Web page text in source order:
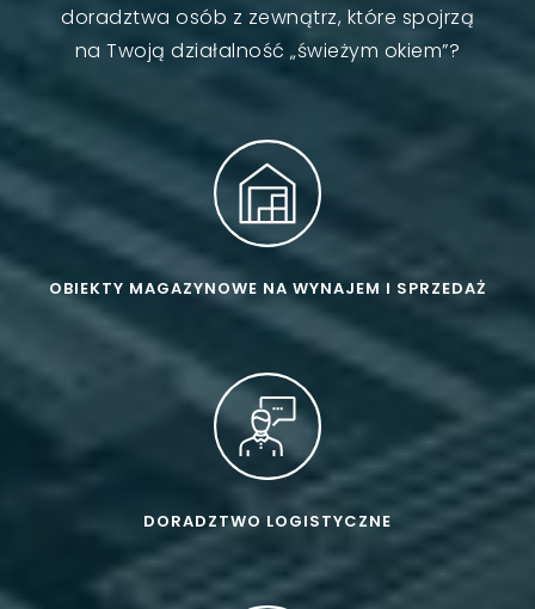
doradztwa osób z zewnątrz, które spojrzą
na Twoją działalność „świeżym okiem”?
OBIEKTY MAGAZYNOWE NA WYNAJEM I SPRZEDAŻ
DORADZTWO LOGISTYCZNE